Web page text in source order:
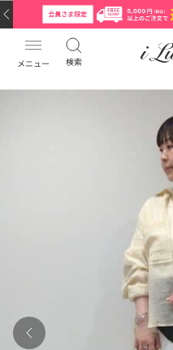
メニュー 検索